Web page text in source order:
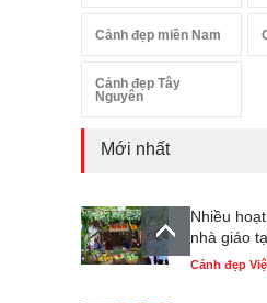
Cảnh đẹp miền Nam
Cảnh đẹp Tây
Nguyên
Mới nhất
Nhiều
nhà giáo
Cảnh đẹp